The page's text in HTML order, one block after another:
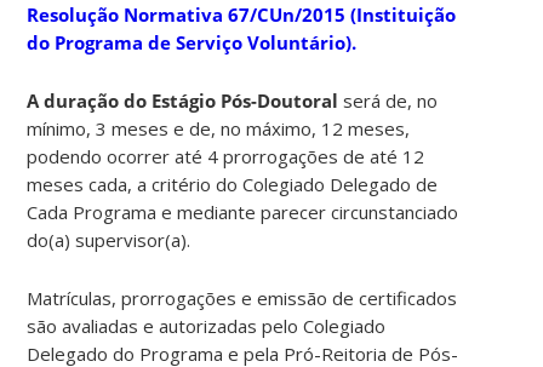
Resolução Normativa 67/CUn/2015 (Instituição
do Programa de Serviço Voluntário).
A duração do Estágio Pós-Doutoral será de, no
mínimo, 3 meses e de, no máximo, 12 meses,
podendo ocorrer até 4 prorrogações de até 12
meses cada, a critério do Colegiado Delegado de
Cada Programa e mediante parecer circunstanciado
do(a) supervisor(a).
Matrículas, prorrogações e emissão de certificados
são avaliadas e autorizadas pelo Colegiado
Delegado do Programa e pela Pró-Reitoria de Pós-